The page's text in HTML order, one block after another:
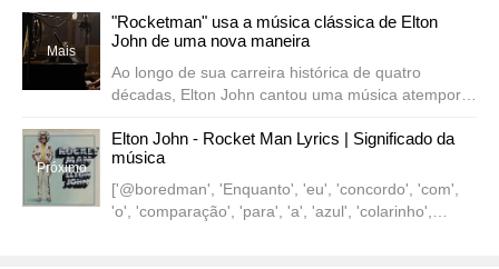
Mais
recentes
"Rocketman" usa a música clássica de Elton
John de uma nova maneira
Ao longo de sua carreira histórica de quatro
décadas, Elton John cantou uma música atemporal
escolher a música mais icônica, uma que
certamente está em alta ...
Próximo
Elton John - Rocket Man Lyrics | Significado da
música
['@boredman', 'Enquanto', 'eu', 'concordo', 'com',
'o', 'comparação', 'para', 'a', 'azul', 'colarinho',